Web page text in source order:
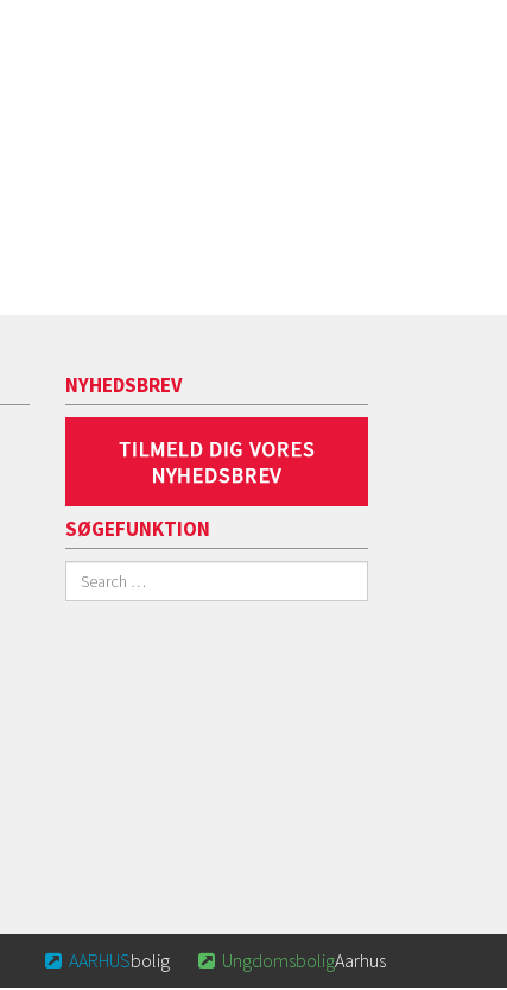
NYHEDSBREV
SØGEFUNKTION
 UngdomsboligAarhus
 AARHUSbolig